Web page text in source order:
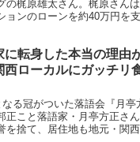
の梶原雄太さん。梶原さん
ョンのローンを約40万円を
に転身した本当の理由
西ローカルにガッチリ
なる冠がついた落語会『月
正こと落語家・月亭方正さ
を捨て、居住地も地元・関西